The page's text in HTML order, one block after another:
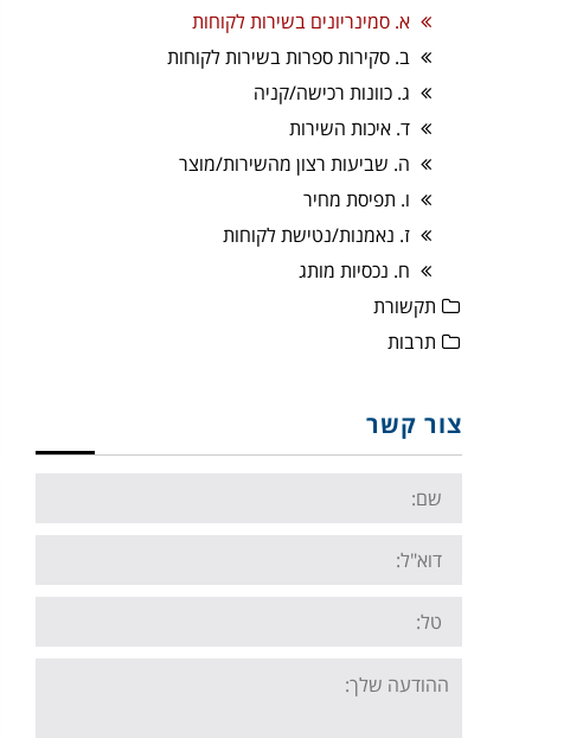
א. סמינריונים בשירות לקוחות
ב. סקירות ספרות בשירות לקוחות
ג. כוונות רכישה/קניה
ד. איכות השירות
ה. שביעות רצון מהשירות/מוצר
ו. תפיסת מחיר
ז. נאמנות/נטישת לקוחות
ח. נכסיות מותג
תקשורת
תרבות
צור קשר
Name:
Email:
Tel:
Your
message: